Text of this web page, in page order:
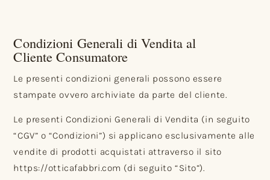
Condizioni Generali di Vendita al
Cliente Consumatore
Le presenti condizioni generali possono essere
stampate ovvero archiviate da parte del cliente.
Le presenti Condizioni Generali di Vendita (in seguito
“CGV” o “Condizioni”) si applicano esclusivamente alle
vendite di prodotti acquistati attraverso il sito
https://otticafabbri.com (di seguito “Sito”).